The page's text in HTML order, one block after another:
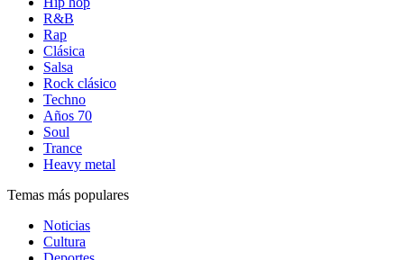
R&B
Rap
Clásica
Salsa
Rock clásico
Techno
Años 70
Soul
Trance
Heavy metal
Temas más populares
Noticias
Cultura